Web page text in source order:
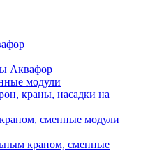
Аквафор
модули
краны, насадки на
сменные модули
краном, сменные